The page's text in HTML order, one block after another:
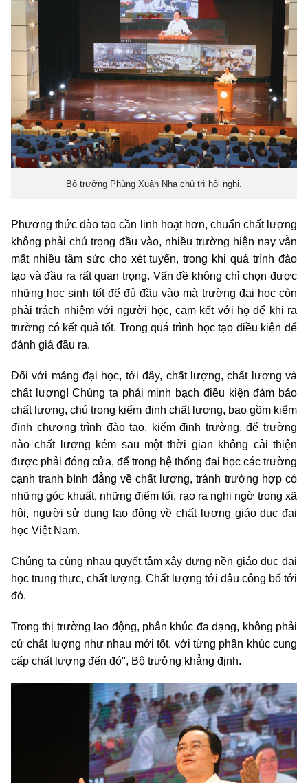
Bộ trưởng Phùng Xuân Nhạ chủ trì hội nghị.
Phương thức đào tạo cần linh hoạt hơn, chuẩn chất lượng
không phải chú trọng đầu vào, nhiều trường hiện nay vẫn
mất nhiều tâm sức cho xét tuyển, trong khi quá trình đào
tạo và đầu ra rất quan trọng. Vấn đề không chỉ chọn được
những học sinh tốt để đủ đầu vào mà trường đại học còn
phải trách nhiệm với người học, cam kết với họ để khi ra
trường có kết quả tốt. Trong quá trình học tạo điều kiện để
đánh giá đầu ra.
Đối với mảng đại học, tới đây, chất lượng, chất lượng và
chất lượng! Chúng ta phải minh bạch điều kiện đảm bảo
chất lượng, chú trọng kiểm định chất lượng, bao gồm kiểm
định chương trình đào tạo, kiểm định trường, để trường
nào chất lượng kém sau một thời gian không cải thiện
được phải đóng cửa, để trong hệ thống đại học các trường
cạnh tranh bình đẳng về chất lượng, tránh trường hợp có
những góc khuất, những điểm tối, rạo ra nghi ngờ trong xã
hội, người sử dụng lao động về chất lượng giáo dục đại
học Việt Nam.
Chúng ta cùng nhau quyết tâm xây dựng nền giáo dục đại
học trung thực, chất lượng. Chất lượng tới đâu công bố tới
đó.
Trong thị trường lao động, phân khúc đa dạng, không phải
cứ chất lượng như nhau mới tốt. với từng phân khúc cung
cấp chất lượng đến đó", Bộ trưởng khẳng định.